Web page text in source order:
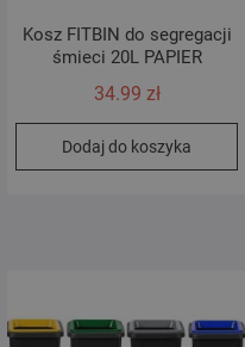
Kosz FITBIN do segregacji
śmieci 20L PAPIER
34.99 zł
Dodaj do koszyka